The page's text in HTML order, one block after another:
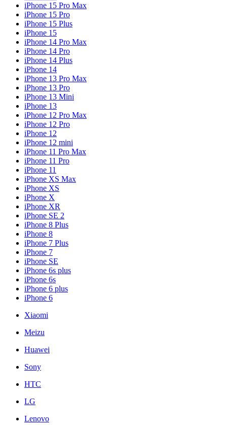
iPhone 15 Pro Max
iPhone 15 Pro
iPhone 15 Plus
iPhone 15
iPhone 14 Pro Max
iPhone 14 Pro
iPhone 14 Plus
iPhone 14
iPhone 13 Pro Max
iPhone 13 Pro
iPhone 13 Mini
iPhone 13
iPhone 12 Pro Max
iPhone 12 Pro
iPhone 12
iPhone 12 mini
iPhone 11 Pro Max
iPhone 11 Pro
iPhone 11
iPhone XS Max
iPhone XS
iPhone X
iPhone XR
iPhone SE 2
iPhone 8 Plus
iPhone 8
iPhone 7 Plus
iPhone 7
iPhone SE
iPhone 6s plus
iPhone 6s
iPhone 6 plus
iPhone 6
Xiaomi
Meizu
Huawei
Sony
HTC
LG
Lenovo